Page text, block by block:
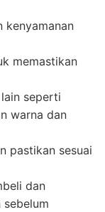
kenyamanan
memastikan
seperti
warna dan
pastikan sesuai
dan